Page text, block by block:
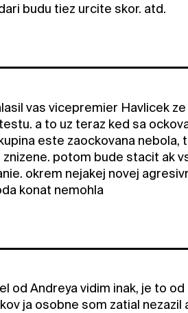
budu tiez urcite skor. atd.
vas vicepremier Havlicek
a to uz teraz ked sa
este zaockovana
potom bude stacit ak
okrem nejakej novej
konat nemohla
od Andreya vidim inak, je to
ja osobne som zatial